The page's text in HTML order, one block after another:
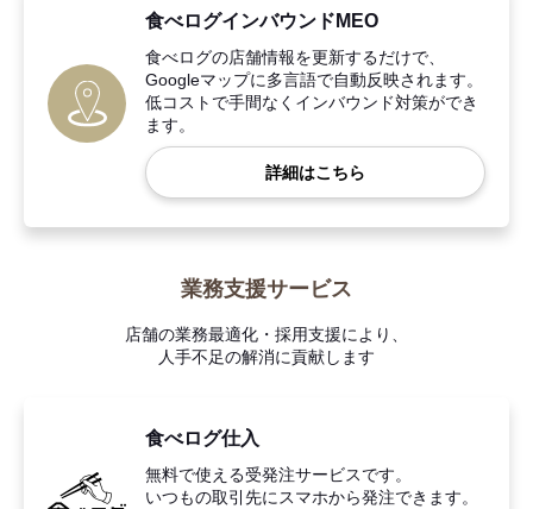
食べログインバウンドMEO
食べログの店舗情報を更新するだけで、
Googleマップに多言語で自動反映されます。
低コストで手間なくインバウンド対策ができ
ます。
詳細はこちら
業務支援サービス
店舗の業務最適化・採用支援により、
人手不足の解消に貢献します
食べログ仕入
無料で使える受発注サービスです。
いつもの取引先にスマホから発注できます。